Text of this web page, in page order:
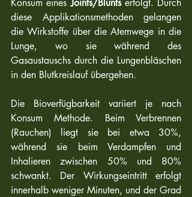
diese Applikationsmethoden gelangen
die Wirkstoffe über die Atemwege in die
Lunge, wo sie während des
Gasaustauschs durch die Lungenbläschen
in den Blutkreislauf übergehen.
Die Bioverfügbarkeit variiert je nach
Konsum Methode. Beim Verbrennen
(Rauchen) liegt sie bei etwa 30%,
während sie beim Verdampfen und
Inhalieren zwischen 50% und 80%
schwankt. Der Wirkungseintritt erfolgt
innerhalb weniger Minuten, und der Grad